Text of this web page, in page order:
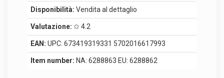
Disponibilità: Vendita al dettaglio
Valutazione: ✩ 4.2
EAN: UPC: 673419319331 5702016617993
Item number: NA: 6288863 EU: 6288862